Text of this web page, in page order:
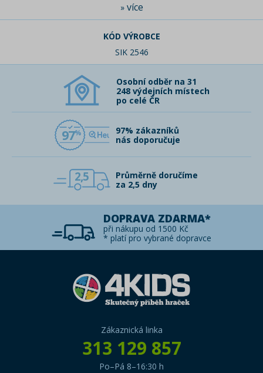
» více
KÓD VÝROBCE
SIK 2546
Osobní odběr na 31
248 výdejních místech
po celé ČR
97
97% zákazníků
nás doporučuje
2,5
Průměrně doručíme
za 2,5 dny
DOPRAVA ZDARMA*
při nákupu od 1500 Kč
* platí pro vybrané dopravce
Zákaznická linka
313 129 857
Po–Pá 8–16:30 h